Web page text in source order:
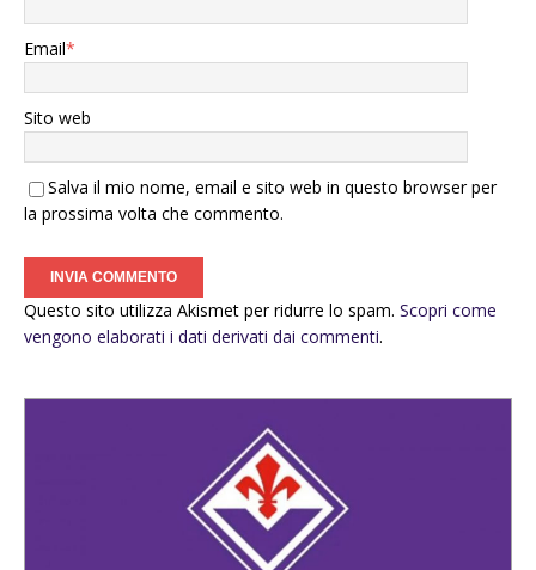
Email*
Sito web
Salva il mio nome, email e sito web in questo browser per
la prossima volta che commento.
Questo sito utilizza Akismet per ridurre lo spam. Scopri come
vengono elaborati i dati derivati dai commenti.